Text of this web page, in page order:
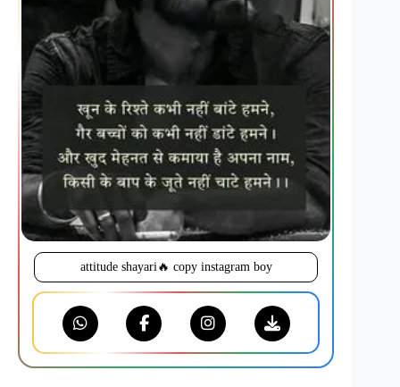
attitude shayari🔥 copy instagram boy